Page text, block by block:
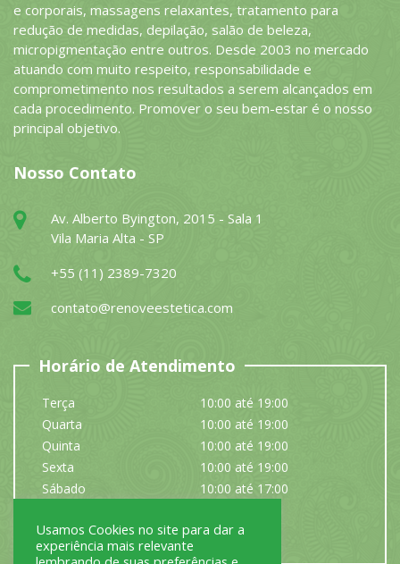
e corporais, massagens relaxantes, tratamento para
redução de medidas, depilação, salão de beleza,
micropigmentação entre outros. Desde 2003 no mercado
atuando com muito respeito, responsabilidade e
comprometimento nos resultados a serem alcançados em
cada procedimento. Promover o seu bem-estar é o nosso
principal objetivo.
Nosso Contato
Av. Alberto Byington, 2015 - Sala 1
Vila Maria Alta - SP
+55 (11) 2389-7320
contato@renoveestetica.com
Horário de Atendimento
Terça
10:00 até 19:00
Quarta
10:00 até 19:00
Quinta
10:00 até 19:00
Sexta
10:00 até 19:00
Sábado
10:00 até 17:00
Segunda
Fechado
Usamos Cookies no site para dar a
experiência mais relevante